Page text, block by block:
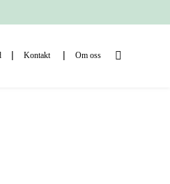
Kontakt Om oss